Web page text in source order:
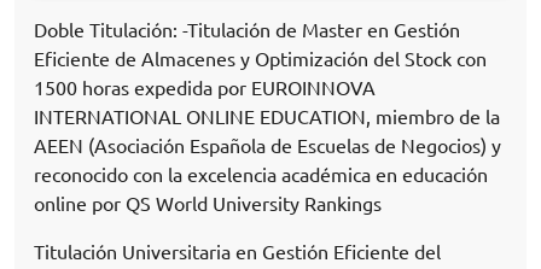
Doble Titulación: -Titulación de Master en Gestión
Eficiente de Almacenes y Optimización del Stock con
1500 horas expedida por EUROINNOVA
INTERNATIONAL ONLINE EDUCATION, miembro de la
AEEN (Asociación Española de Escuelas de Negocios) y
reconocido con la excelencia académica en educación
online por QS World University Rankings
Titulación Universitaria en Gestión Eficiente del